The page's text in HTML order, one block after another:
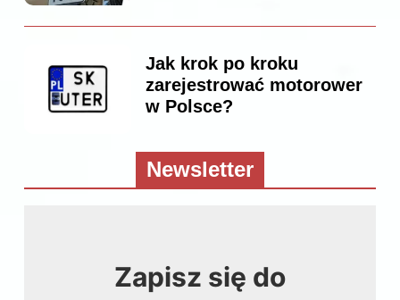
Jak krok po kroku
zarejestrować motorower
w Polsce?
Newsletter
Zapisz się do